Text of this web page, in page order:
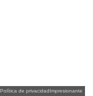
Política de privacidadImpresionante